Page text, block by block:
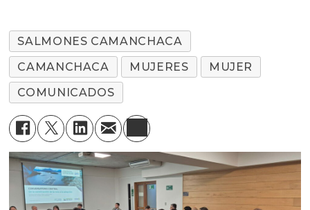
SALMONES CAMANCHACA
CAMANCHACA
MUJERES
MUJER
COMUNICADOS